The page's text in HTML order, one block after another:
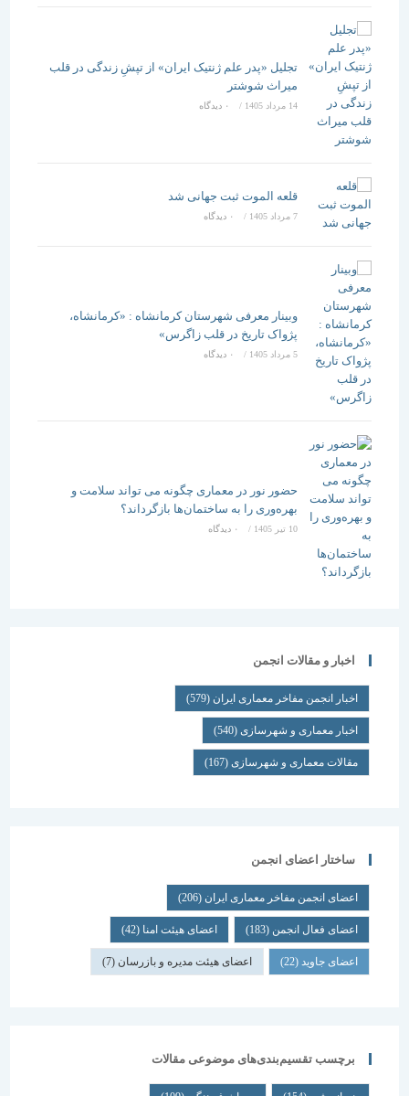
تجلیل «پدر علم ژنتیک ایران» از تپشِ زندگی در قلب
میراث شوشتر
/ ۰ دیدگاه
قلعه الموت ثبت جهانی شد
/ ۰ دیدگاه
وبینار معرفی شهرستان کرمانشاه : «کرمانشاه،
پژواک تاریخ در قلب زاگرس»
/ ۰ دیدگاه
حضور نور در معماری چگونه می تواند سلامت و
بهره‌وری را به ساختمان‌ها بازگرداند؟
/ ۰ دیدگاه
اخبار و مقالات انجمن
اخبار انجمن مفاخر معماری ایران(579)
اخبار معماری و شهرسازی(540)
مقالات معماری و شهرسازی(167)
ساختار اعضای انجمن
اعضای انجمن مفاخر معماری ایران(206)
اعضای فعال انجمن(183) اعضای هیئت امنا (42)
اعضای جاوید(22) اعضای هیئت مدیره و بازرسان(7)
برچسب تقسیم‌بندی‌های موضوعی مقالات